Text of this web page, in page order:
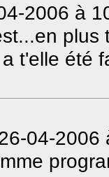
2006 à
t'elle été
04-2006